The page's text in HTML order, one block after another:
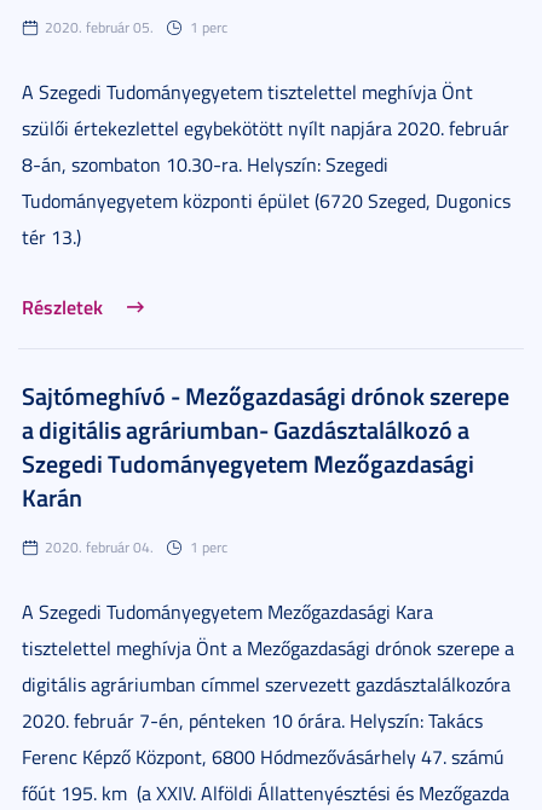
2020. február 05. 1 perc
A Szegedi Tudományegyetem tisztelettel meghívja Önt
szülői értekezlettel egybekötött nyílt napjára 2020. február
8-án, szombaton 10.30-ra. Helyszín: Szegedi
Tudományegyetem központi épület (6720 Szeged, Dugonics
tér 13.)
Részletek
Sajtómeghívó - Mezőgazdasági drónok szerepe
a digitális agráriumban- Gazdásztalálkozó a
Szegedi Tudományegyetem Mezőgazdasági
Karán
2020. február 04. 1 perc
A Szegedi Tudományegyetem Mezőgazdasági Kara
tisztelettel meghívja Önt a Mezőgazdasági drónok szerepe a
digitális agráriumban címmel szervezett gazdásztalálkozóra
2020. február 7-én, pénteken 10 órára. Helyszín: Takács
Ferenc Képző Központ, 6800 Hódmezővásárhely 47. számú
főút 195. km (a XXIV. Alföldi Állattenyésztési és Mezőgazda